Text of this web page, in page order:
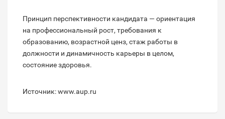
Принцип перспективности кандидата — ориентация
на профессиональный рост, требования к
образованию, возрастной ценз, стаж работы в
должности и динамичность карьеры в целом,
состояние здоровья.
Источник: www.aup.ru